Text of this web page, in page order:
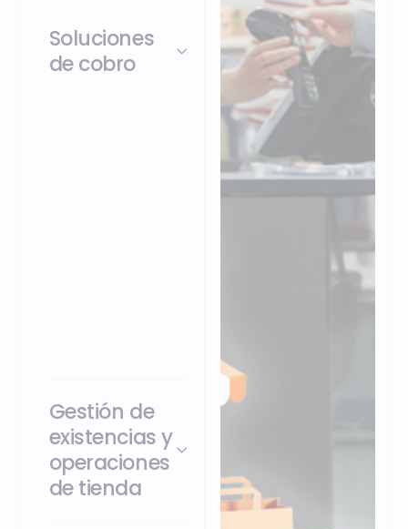
Soluciones
de cobro
Gestión de
existencias y
operaciones
de tienda